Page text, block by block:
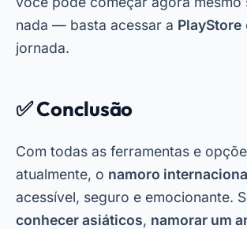
nada — basta acessar a PlayStore
jornada.
✅ Conclusão
Com todas as ferramentas e
atualmente, o namoro
acessível, seguro e emocionante.
conhecer asiáticos, namorar um